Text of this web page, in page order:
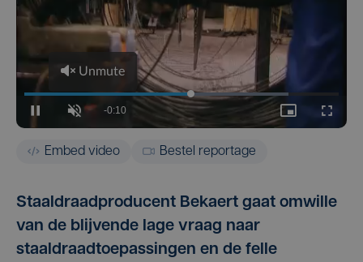
Embed video Bestel reportage
Staaldraadproducent Bekaert gaat omwille
van de blijvende lage vraag naar
staaldraadtoepassingen en de felle